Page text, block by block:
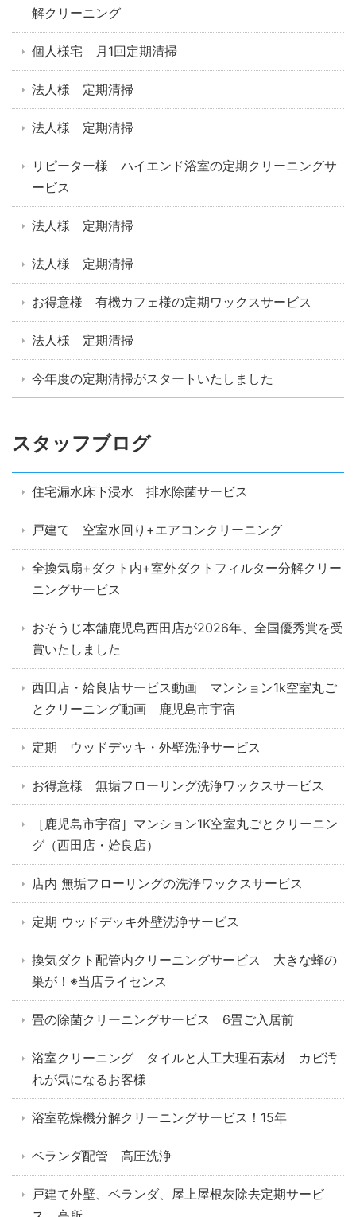
解クリーニング
個人様宅 月1回定期清掃
法人様 定期清掃
法人様 定期清掃
リピーター様 ハイエンド浴室の定期クリーニングサ
ービス
法人様 定期清掃
法人様 定期清掃
お得意様 有機カフェ様の定期ワックスサービス
法人様 定期清掃
今年度の定期清掃がスタートいたしました
スタッフブログ
住宅漏水床下浸水 排水除菌サービス
戸建て 空室水回り+エアコンクリーニング
全換気扇+ダクト内+室外ダクトフィルター分解クリー
ニングサービス
おそうじ本舗鹿児島西田店が2026年、全国優秀賞を受
賞いたしました
西田店・姶良店サービス動画 マンション1k空室丸ご
とクリーニング動画 鹿児島市宇宿
定期 ウッドデッキ・外壁洗浄サービス
お得意様 無垢フローリング洗浄ワックスサービス
［鹿児島市宇宿］マンション1K空室丸ごとクリーニン
グ（西田店・姶良店）
店内 無垢フローリングの洗浄ワックスサービス
定期 ウッドデッキ外壁洗浄サービス
換気ダクト配管内クリーニングサービス 大きな蜂の
巣が！※当店ライセンス
畳の除菌クリーニングサービス 6畳ご入居前
浴室クリーニング タイルと人工大理石素材 カビ汚
れが気になるお客様
浴室乾燥機分解クリーニングサービス！15年
ベランダ配管 高圧洗浄
戸建て外壁、ベランダ、屋上屋根灰除去定期サービ